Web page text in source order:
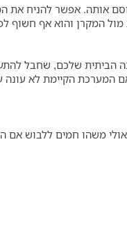
אותה. אפשר להניח את
המקרן והוא אף חשוף
הביתית שלכם, שחבל
המערכת הקיימת לא עונה
משהו חמים ללבוש אם